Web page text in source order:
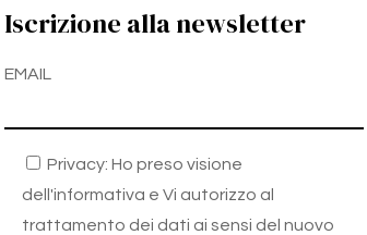
Iscrizione alla newsletter
EMAIL
Privacy: Ho preso visione
dell'informativa e Vi autorizzo al
trattamento dei dati ai sensi del nuovo